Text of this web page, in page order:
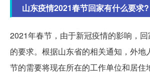
山东疫情2021春节回家有什么要求?
2021年春节，由于新冠疫情的影响，
的要求。根据山东省的相关通知，外地
节的需要将现在所在的工作单位和居住